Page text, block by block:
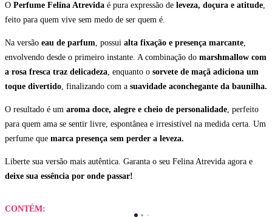
O Perfume Felina Atrevida é pura expressão de leveza, doçura e atitude,
feito para quem vive sem medo de ser quem é.
Na versão eau de parfum, possui alta fixação e presença marcante,
envolvendo desde o primeiro instante. A combinação do marshmallow com
a rosa fresca traz delicadeza, enquanto o sorvete de maçã adiciona um
toque divertido, finalizando com a suavidade aconchegante da baunilha.
O resultado é um aroma doce, alegre e cheio de personalidade, perfeito
para quem ama se sentir livre, espontânea e irresistível na medida certa. Um
perfume que marca presença sem perder a leveza.
Liberte sua versão mais autêntica. Garanta o seu Felina Atrevida agora e
deixe sua essência por onde passar!
CONTÉM: